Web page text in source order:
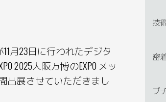
月23日に行われたデジタ
2025大阪万博のEXPO メッ
出展させていただきまし
技
密
プ